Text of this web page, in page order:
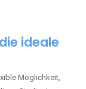
ideale
Möglichkeit,